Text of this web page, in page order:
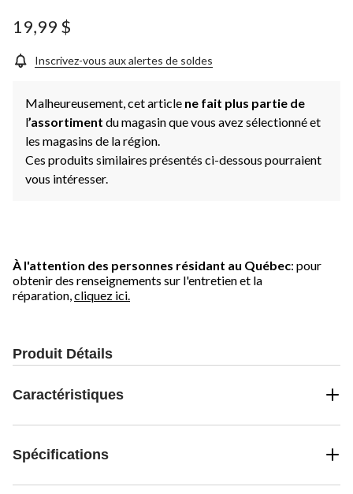
19,99 $
Inscrivez-vous aux alertes de soldes
Malheureusement, cet article ne fait plus partie de
l’assortiment du magasin que vous avez sélectionné et
les magasins de la région.
Ces produits similaires présentés ci-dessous pourraient
vous intéresser.
À l'attention des personnes résidant au Québec: pour
obtenir des renseignements sur l'entretien et la
réparation, cliquez ici.
Produit Détails
Caractéristiques
Spécifications